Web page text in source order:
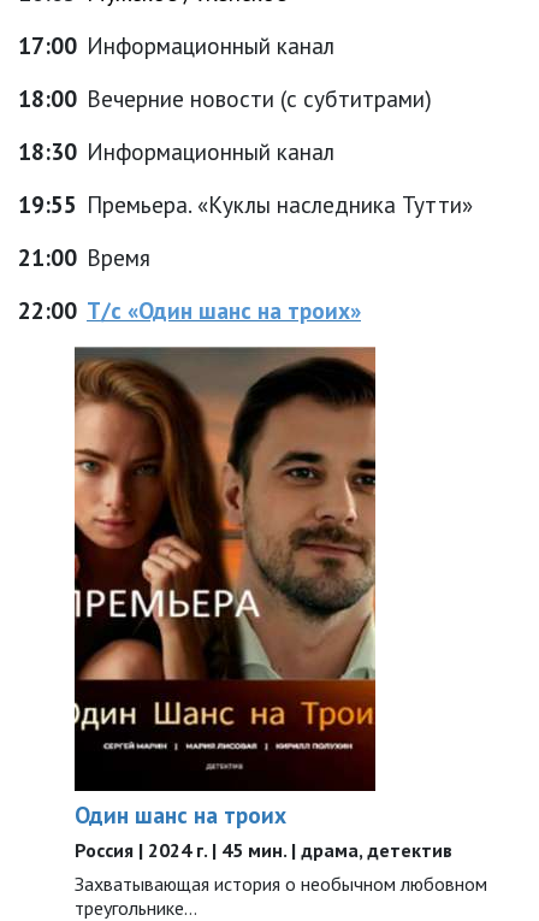
17:00 Информационный канал
18:00 Вечерние новости (с субтитрами)
18:30 Информационный канал
19:55 Премьера. «Куклы наследника Тутти»
21:00 Время
22:00 Т/с «Один шанс на троих»
Один шанс на троих
Россия | 2024 г. | 45 мин. | драма, детектив
Захватывающая история о необычном любовном
треугольнике…